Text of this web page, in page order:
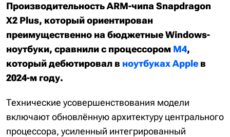
Производительность ARM-чипа Snapdragon
X2 Plus, который ориентирован
преимущественно на бюджетные Windows-
ноутбуки, сравнили с процессором M4,
который дебютировал в ноутбуках Apple в
2024-м году.
Технические усовершенствования модели
включают обновлённую архитектуру центрального
процессора, усиленный интегрированный